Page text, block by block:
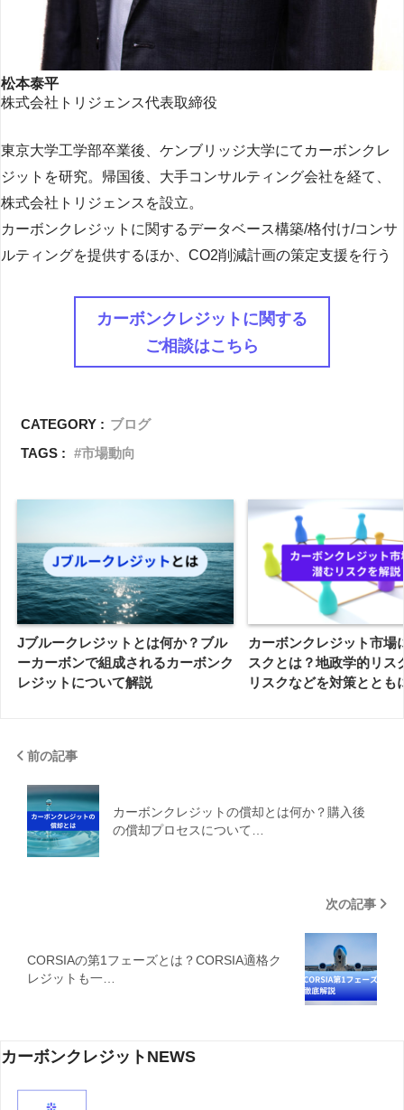
松本泰平
株式会社トリジェンス代表取締役
東京大学工学部卒業後、ケンブリッジ大学にてカーボンクレ
ジットを研究。帰国後、大手コンサルティング会社を経て、
株式会社トリジェンスを設立。
カーボンクレジットに関するデータベース構築/格付け/コンサ
ルティングを提供するほか、CO2削減計画の策定支援を行う
カーボンクレジットに関する
ご相談はこちら
CATEGORY : ブログ
TAGS :
市場動向
Jブルークレジットとは何か？ブル
ーカーボンで組成されるカーボンク
レジットについて解説
カーボンクレジット市場
スクとは？地政学的リス
リスクなどを対策ととも
前の記事
カーボンクレジットの償却とは何か？購入後
の償却プロセスについて…
次の記事
CORSIAの第1フェーズとは？CORSIA適格ク
レジットも一…
カーボンクレジットNEWS